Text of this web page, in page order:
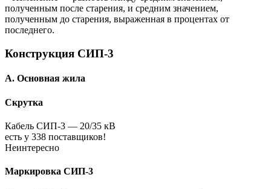
полученным после старения, и средним значением,
полученным до старения, выраженная в процентах от
последнего.
Конструкция СИП-3
А. Основная жила
Скрутка
Кабель СИП-3 — 20/35 кВ
есть у 338 поставщиков!
Неинтересно
Маркировка СИП-3